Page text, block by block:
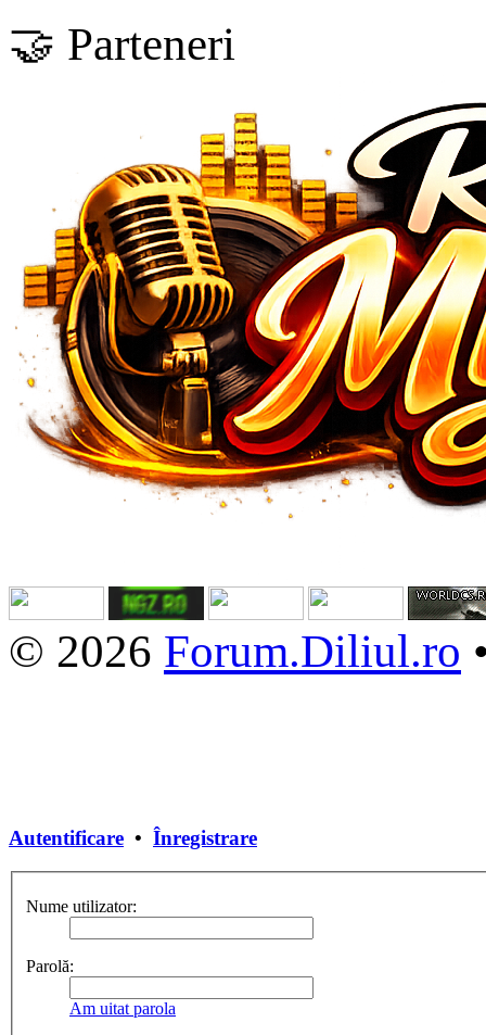
🤝 Parteneri
© 2026 Forum.Diliul.ro
Autentificare • Înregistrare
Nume utilizator:
Parolă:
Am uitat parola